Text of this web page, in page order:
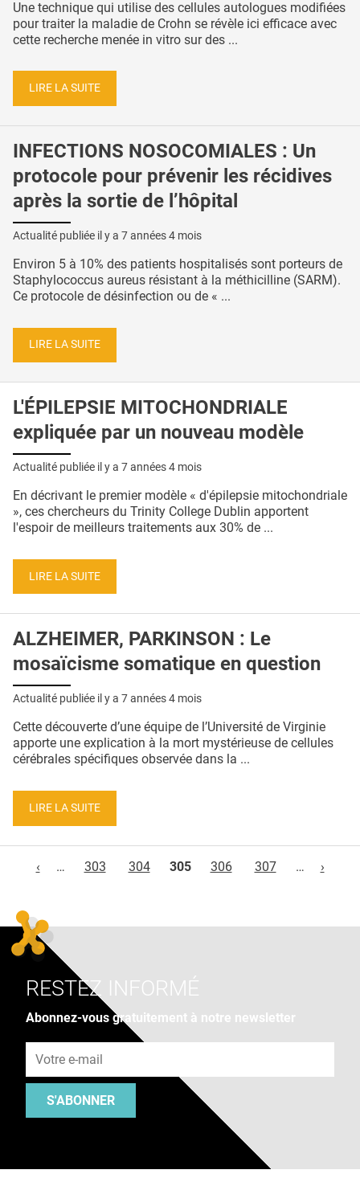
Une technique qui utilise des cellules autologues modifiées
pour traiter la maladie de Crohn se révèle ici efficace avec
cette recherche menée in vitro sur des ...
LIRE LA SUITE
INFECTIONS NOSOCOMIALES : Un
protocole pour prévenir les récidives
après la sortie de l’hôpital
Actualité publiée il y a 7 années 4 mois
Environ 5 à 10% des patients hospitalisés sont porteurs de
Staphylococcus aureus résistant à la méthicilline (SARM).
Ce protocole de désinfection ou de « ...
LIRE LA SUITE
L'ÉPILEPSIE MITOCHONDRIALE
expliquée par un nouveau modèle
Actualité publiée il y a 7 années 4 mois
En décrivant le premier modèle « d'épilepsie mitochondriale
», ces chercheurs du Trinity College Dublin apportent
l'espoir de meilleurs traitements aux 30% de ...
LIRE LA SUITE
ALZHEIMER, PARKINSON : Le
mosaïcisme somatique en question
Actualité publiée il y a 7 années 4 mois
Cette découverte d’une équipe de l’Université de Virginie
apporte une explication à la mort mystérieuse de cellules
cérébrales spécifiques observée dans la ...
LIRE LA SUITE
‹
… 303 304 305 306 307 … ›
RESTEZ INFORMÉ
Abonnez-vous gratuitement à notre newsletter
S'ABONNER